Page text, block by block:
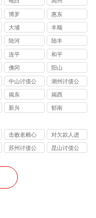
博罗 惠东
大埔 丰顺
陆河 陆丰
连平 和平
佛冈 阳山
中山讨债公
司
潮州讨债公
司
揭东 揭西
新兴 郁南
击败老赖心
理防线
对欠款人进
行过催讨
苏州讨债公
昆山讨债公